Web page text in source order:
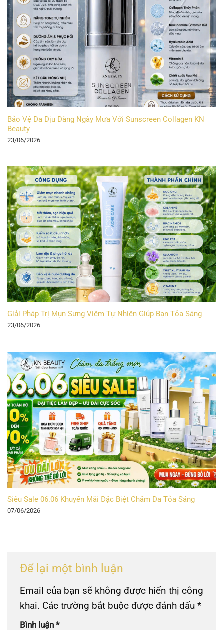
Bảo Vệ Da Dịu Dàng Ngày Mưa Với Sunscreen Collagen KN
Beauty
23/06/2026
Giải Pháp Trị Mụn Sưng Viêm Tự Nhiên Giúp Bạn Tỏa Sáng
23/06/2026
Siêu Sale 06.06 Khuyến Mãi Đặc Biệt Chăm Da Tỏa Sáng
07/06/2026
Để lại một bình luận
Email của bạn sẽ không được hiển thị công
khai. Các trường bắt buộc được đánh dấu *
Bình luận *